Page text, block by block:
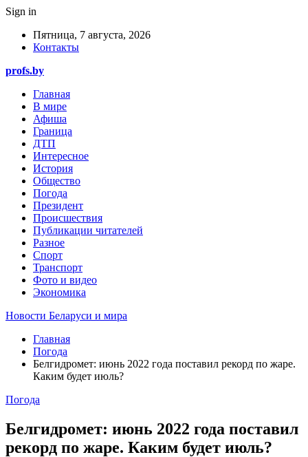
Sign in
Пятница, 7 августа, 2026
Контакты
profs.by
Главная
В мире
Афиша
Граница
ДТП
Интересное
История
Общество
Погода
Президент
Происшествия
Публикации читателей
Разное
Спорт
Транспорт
Фото и видео
Экономика
Новости Беларуси и мира
Главная
Погода
Белгидромет: июнь 2022 года поставил рекорд по жаре.
Каким будет июль?
Погода
Белгидромет: июнь 2022 года поставил
рекорд по жаре. Каким будет июль?